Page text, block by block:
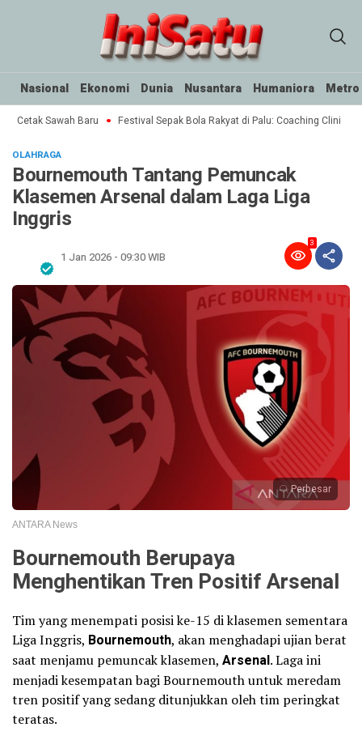
Nasional Ekonomi Dunia Nusantara Humaniora Metro
Cetak Sawah Baru Festival Sepak Bola Rakyat di Palu: Coaching Clinic
OLAHRAGA
Bournemouth Tantang Pemuncak
Klasemen Arsenal dalam Laga Liga
Inggris
1 Jan 2026 - 09:30 WIB
3
Perbesar
ANTARA News
Bournemouth Berupaya
Menghentikan Tren Positif Arsenal
Tim yang menempati posisi ke-15 di klasemen sementara
Liga Inggris, Bournemouth, akan menghadapi ujian berat
saat menjamu pemuncak klasemen, Arsenal. Laga ini
menjadi kesempatan bagi Bournemouth untuk meredam
tren positif yang sedang ditunjukkan oleh tim peringkat
teratas.